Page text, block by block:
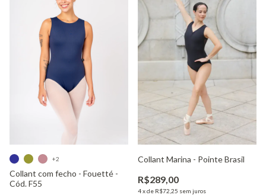
Collant com fecho - Fouetté -
Cód. F55
+2 Collant Marina - Pointe Brasil
R$289,00
4xde R$72,25 sem juros